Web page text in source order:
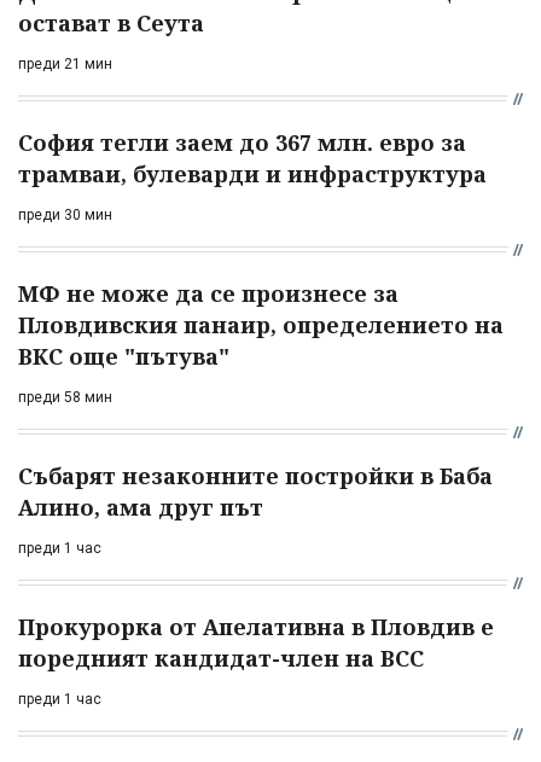
остават в Сеута
преди 21 мин
София тегли заем до 367 млн. евро за
трамваи, булеварди и инфраструктура
преди 30 мин
МФ не може да се произнесе за
Пловдивския панаир, определението на
ВКС още "пътува"
преди 58 мин
Събарят незаконните постройки в Баба
Алино, ама друг път
преди 1 час
Прокурорка от Апелативна в Пловдив е
поредният кандидат-член на ВСС
преди 1 час